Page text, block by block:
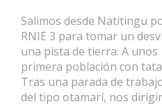
Salimos desde Natitingu
RNIE 3 para tomar un
una pista de tierra. A
primera población con
Tras una parada de
del tipo otamarí, nos